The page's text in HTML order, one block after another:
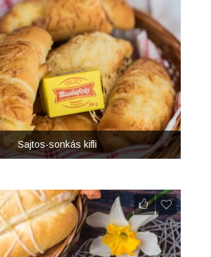
Sajtos-sonkás kifli